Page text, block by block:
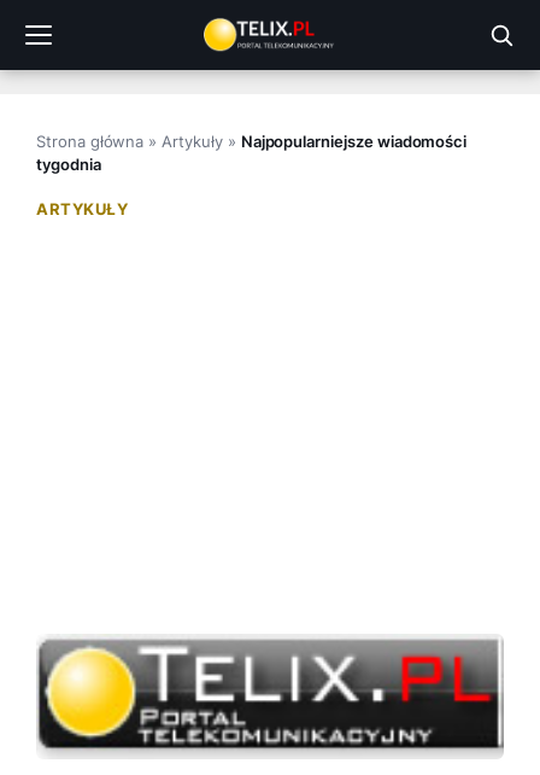
treści
Strona główna » Artykuły» Najpopularniejsze wiadomości
tygodnia
ARTYKUŁY